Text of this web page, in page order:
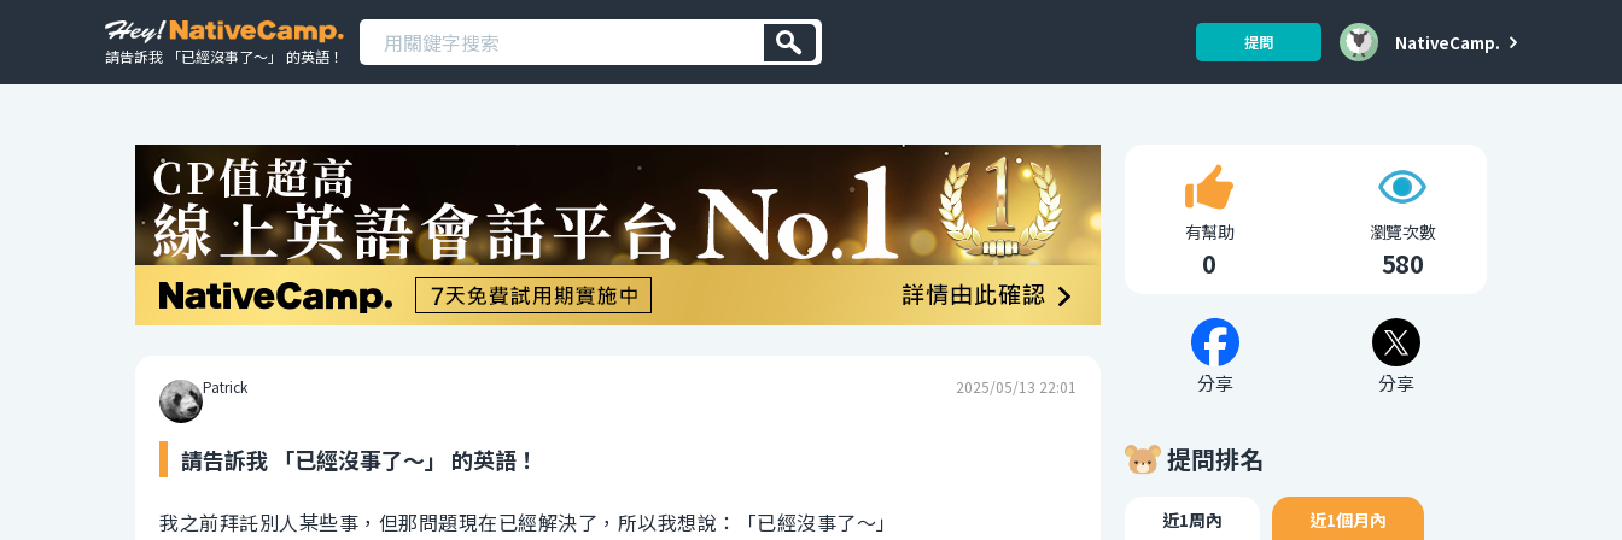
請告訴我 「已經沒事了～」 的英語！
提問 NativeCamp.
Patrick 2025/05/13 22:01
請告訴我 「已經沒事了～」 的英語！
我之前拜託別人某些事，但那問題現在已經解決了，所以我想說：「已經沒事了～」
有幫助
0
瀏覽次數
580
分享 分享
提問排名
近1周內 近1個月內